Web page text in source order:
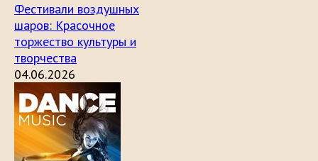
Фестивали воздушных
шаров: Красочное
торжество культуры и
творчества
04.06.2026